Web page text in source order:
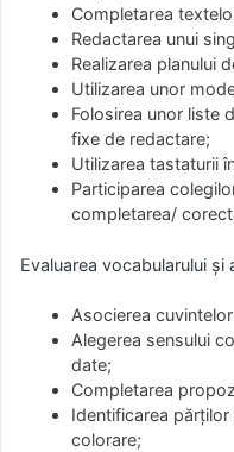
Completarea
Redactarea unui
Realizarea planului
Utilizarea unor
Folosirea unor liste
fixe de redactare;
Utilizarea tastaturii
Participarea
completarea/
Evaluarea vocabularului și
Asocierea
Alegerea sensului
date;
Completarea
Identificarea
colorare;